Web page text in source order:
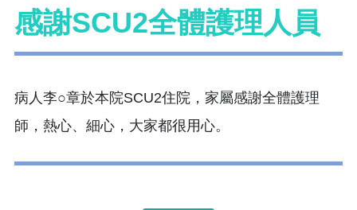
感謝SCU2全體護理人員
病人李○章於本院SCU2住院，家屬感謝全體護理
師，熱心、細心，大家都很用心。